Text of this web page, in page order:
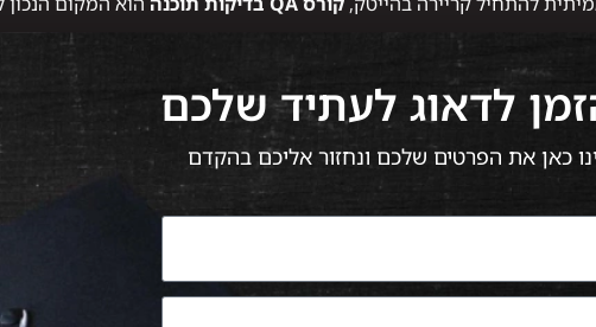
לדאוג לעתיד שלכם
כאן את הפרטים שלכם ונחזור אליכם בהקדם